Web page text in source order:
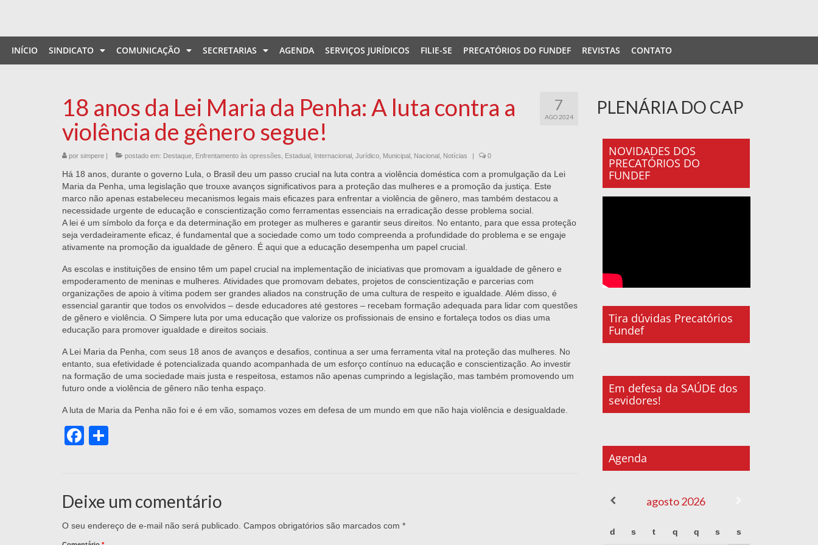
INÍCIO SINDICATO COMUNICAÇÃO SECRETARIAS AGENDA SERVIÇOS JURÍDICOS FILIE-SE PRECATÓRIOS DO FUNDEF REVISTAS CONTATO
7
AGO 2024
18 anos da Lei Maria da Penha: A luta contra a
violência de gênero segue!
por simpere | postado em: Destaque Enfrentamento às opressões Estadual Internacional Jurídico Municipal Nacional Notícias | 0
Há 18 anos, durante o governo Lula, o Brasil deu um passo crucial na luta contra a violência doméstica com a promulgação da Lei
Maria da Penha, uma legislação que trouxe avanços significativos para a proteção das mulheres e a promoção da justiça. Este
marco não apenas estabeleceu mecanismos legais mais eficazes para enfrentar a violência de gênero, mas também destacou a
necessidade urgente de educação e conscientização como ferramentas essenciais na erradicação desse problema social.
A lei é um símbolo da força e da determinação em proteger as mulheres e garantir seus direitos. No entanto, para que essa proteção
seja verdadeiramente eficaz, é fundamental que a sociedade como um todo compreenda a profundidade do problema e se engaje
ativamente na promoção da igualdade de gênero. É aqui que a educação desempenha um papel crucial.
As escolas e instituições de ensino têm um papel crucial na implementação de iniciativas que promovam a igualdade de gênero e
empoderamento de meninas e mulheres. Atividades que promovam debates, projetos de conscientização e parcerias com
organizações de apoio à vítima podem ser grandes aliados na construção de uma cultura de respeito e igualdade. Além disso, é
essencial garantir que todos os envolvidos – desde educadores até gestores – recebam formação adequada para lidar com questões
de gênero e violência. O Simpere luta por uma educação que valorize os profissionais de ensino e fortaleça todos os dias uma
educação para promover igualdade e direitos sociais.
A Lei Maria da Penha, com seus 18 anos de avanços e desafios, continua a ser uma ferramenta vital na proteção das mulheres. No
entanto, sua efetividade é potencializada quando acompanhada de um esforço contínuo na educação e conscientização. Ao investir
na formação de uma sociedade mais justa e respeitosa, estamos não apenas cumprindo a legislação, mas também promovendo um
futuro onde a violência de gênero não tenha espaço.
A luta de Maria da Penha não foi e é em vão, somamos vozes em defesa de um mundo em que não haja violência e desigualdade.
Facebook
Deixe um comentário
O seu endereço de e-mail não será publicado. Campos obrigatórios são marcados com *
PLENÁRIA DO CAP
NOVIDADES DOS
PRECATÓRIOS DO
FUNDEF
Tira dúvidas Precatórios
Fundef
Em defesa da SAÚDE dos
sevidores!
Agenda
agosto 2026
d s t q q s
s